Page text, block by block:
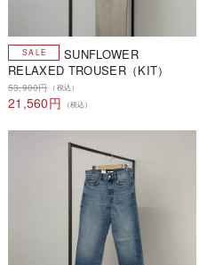
SUNFLOWER
RELAXED TROUSER（KIT）
53,900円 （税込）
21,560円 （税込）